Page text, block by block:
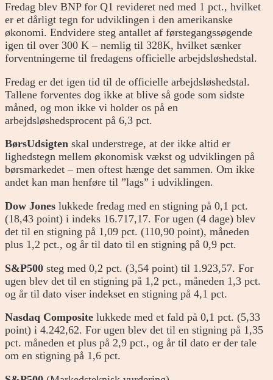
Fredag blev BNP for Q1 revideret ned med 1 pct., hvilket
er et dårligt tegn for udviklingen i den amerikanske
økonomi. Endvidere steg antallet af førstegangssøgende
igen til over 300 K – nemlig til 328K, hvilket sænker
forventningerne til fredagens officielle arbejdsløshedstal.
Fredag er det igen tid til de officielle arbejdsløshedstal.
Tallene forventes dog ikke at blive så gode som sidste
måned, og mon ikke vi holder os på en
arbejdsløshedsprocent på 6,3 pct.
BørsUdsigten skal understrege, at der ikke altid er
lighedstegn mellem økonomisk vækst og udviklingen på
børsmarkedet – men oftest hænge det sammen. Om ikke
andet kan man henføre til ”lags” i udviklingen.
Dow Jones lukkede fredag med en stigning på 0,1 pct.
(18,43 point) i indeks 16.717,17. For ugen (4 dage) blev
det til en stigning på 1,09 pct. (110,90 point), måneden
plus 1,2 pct., og år til dato til en stigning på 0,9 pct.
S&P500 steg med 0,2 pct. (3,54 point) til 1.923,57. For
ugen blev det til en stigning på 1,2 pct., måneden 1,3 pct.
og år til dato viser indekset en stigning på 4,1 pct.
Nasdaq Composite lukkede med et fald på 0,1 pct. (5,33
point) i 4.242,62. For ugen blev det til en stigning på 1,35
pct. måneden et plus på 2,9 pct., og år til dato er der tale
om en stigning på 1,6 pct.